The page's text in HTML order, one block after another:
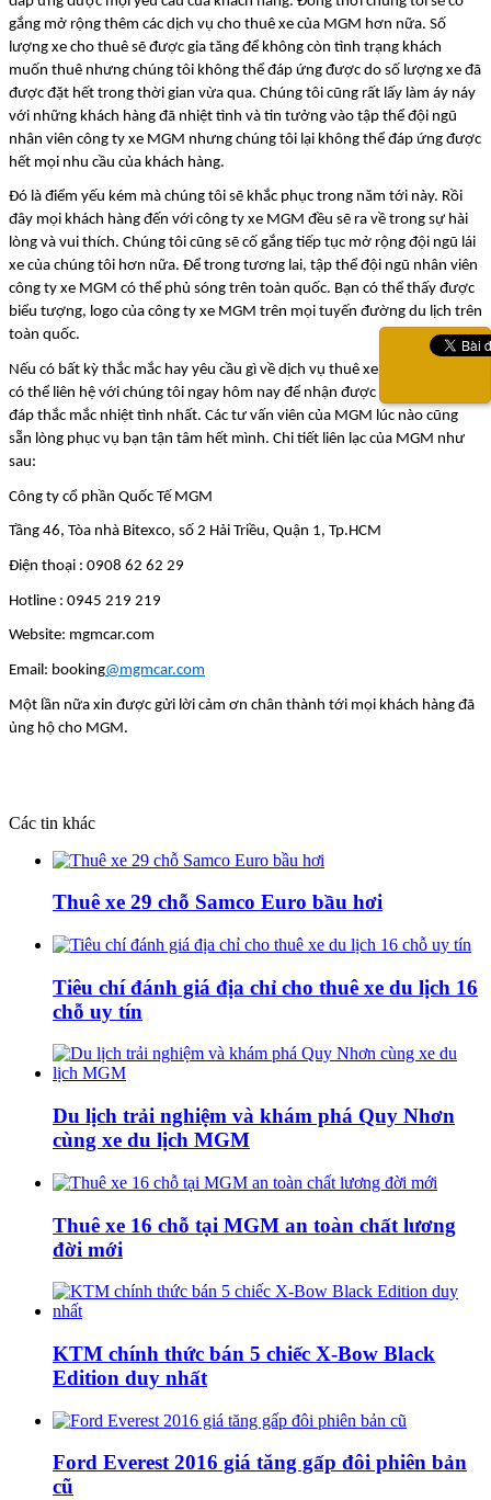
gắng mở rộng thêm các dịch vụ cho thuê xe của MGM hơn nữa. Số
lượng xe cho thuê sẽ được gia tăng để không còn tình trạng khách
muốn thuê nhưng chúng tôi không thể đáp ứng được do số lượng xe đã
được đặt hết trong thời gian vừa qua. Chúng tôi cũng rất lấy làm áy náy
với những khách hàng đã nhiệt tình và tin tưởng vào tập thể đội ngũ
nhân viên công ty xe MGM nhưng chúng tôi lại không thể đáp ứng được
hết mọi nhu cầu của khách hàng.
Đó là điểm yếu kém mà chúng tôi sẽ khắc phục trong năm tới này. Rồi
đây mọi khách hàng đến với công ty xe MGM đều sẽ ra về trong sự hài
lòng và vui thích. Chúng tôi cũng sẽ cố gắng tiếp tục mở rộng đội ngũ lái
xe của chúng tôi hơn nữa. Để trong tương lai, tập thể đội ngũ nhân viên
công ty xe MGM có thể phủ sóng trên toàn quốc. Bạn có thể thấy được
biểu tượng, logo của công ty xe MGM trên mọi tuyến đường du lịch trên
toàn quốc.
Nếu có bất kỳ thắc mắc hay yêu cầu gì về dịch vụ thuê xe của MGM, bạn
có thể liên hệ với chúng tôi ngay hôm nay để nhận được lời tư vấn, giải
đáp thắc mắc nhiệt tình nhất. Các tư vấn viên của MGM lúc nào cũng
sẵn lòng phục vụ bạn tận tâm hết mình. Chi tiết liên lạc của MGM như
sau:
Công ty cổ phần Quốc Tế MGM
Tầng 46, Tòa nhà Bitexco, số 2 Hải Triều, Quận 1, Tp.HCM
Điện thoại : 0908 62 62 29
Hotline : 0945 219 219
Website: mgmcar.com
Email: booking@mgmcar.com
Một lần nữa xin được gửi lời cảm ơn chân thành tới mọi khách hàng đã
ủng hộ cho MGM.
Các tin khác
Thuê xe 29 chỗ Samco Euro bầu hơi
Tiêu chí đánh giá địa chỉ cho thuê xe du lịch 16
chỗ uy tín
Du lịch trải nghiệm và khám phá Quy Nhơn
cùng xe du lịch MGM
Thuê xe 16 chỗ tại MGM an toàn chất lương
đời mới
KTM chính thức bán 5 chiếc X-Bow Black
Edition duy nhất
Ford Everest 2016 giá tăng gấp đôi phiên bản
cũ